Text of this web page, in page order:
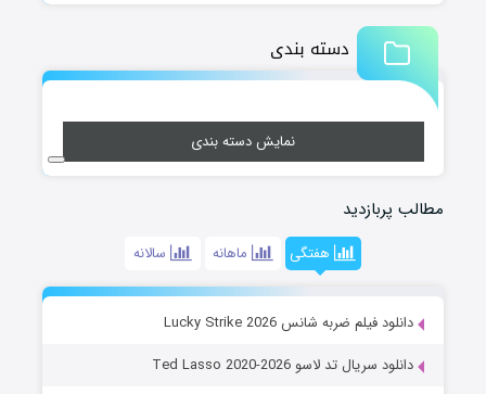
دسته بندی
نمایش دسته بندی
مطالب پربازدید
هفتگی ماهانه سالانه
دانلود فیلم ضربه شانس Lucky Strike 2026
دانلود سریال تد لاسو Ted Lasso 2020-2026